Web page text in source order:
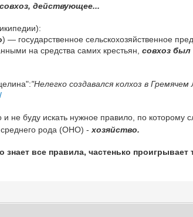
совхоз, действующее...
) — государственное сельскохозяйственное
на средства самих крестьян,совхоз был
"Нелегко создавался колхоз в Гремячем
не буду искать нужное правило, по которому
среднего рода (ОНО) -хозяйство.
знает все правила, частенько